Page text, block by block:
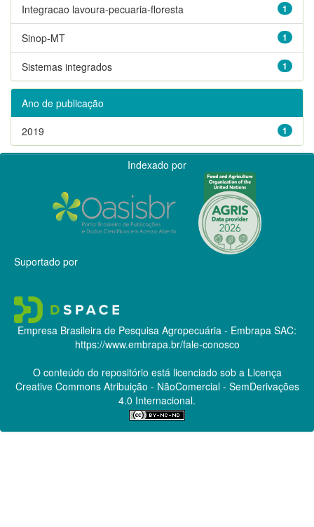
1
Integracao lavoura-pecuaria-floresta
1
Sinop-MT
1
Sistemas integrados
Ano de publicação
1
2019
Indexado por
Suportado por
Empresa Brasileira de Pesquisa Agropecuária - Embrapa SAC:
https://www.embrapa.br/fale-conosco
O conteúdo do repositório está licenciado sob a Licença
Creative CommonsAtribuição - NãoComercial - SemDerivações
4.0 Internacional.